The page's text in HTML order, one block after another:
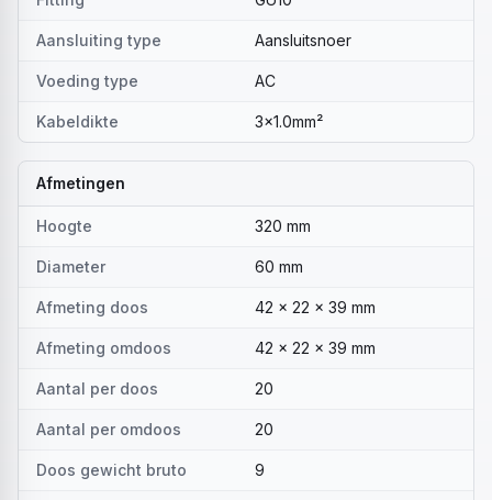
Aansluiting type Aansluitsnoer
Voeding type AC
Kabeldikte 3x1.0mm²
Afmetingen
Hoogte 320 mm
Diameter 60 mm
Afmeting doos 42 x 22 x 39 mm
Afmeting omdoos 42 x 22 x 39 mm
Aantal per doos 20
Aantal per omdoos 20
Doos gewicht bruto 9